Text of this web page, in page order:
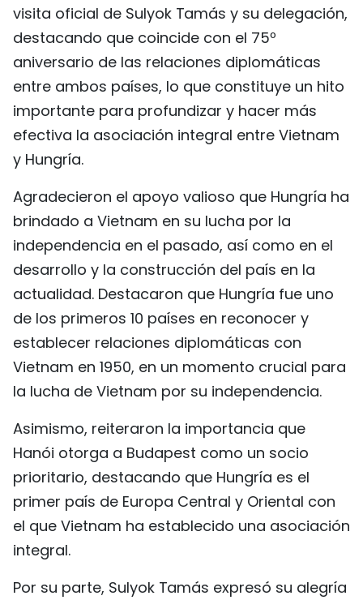
visita oficial de Sulyok Tamás y su delegación,
destacando que coincide con el 75º
aniversario de las relaciones diplomáticas
entre ambos países, lo que constituye un hito
importante para profundizar y hacer más
efectiva la asociación integral entre Vietnam
y Hungría.
Agradecieron el apoyo valioso que Hungría ha
brindado a Vietnam en su lucha por la
independencia en el pasado, así como en el
desarrollo y la construcción del país en la
actualidad. Destacaron que Hungría fue uno
de los primeros 10 países en reconocer y
establecer relaciones diplomáticas con
Vietnam en 1950, en un momento crucial para
la lucha de Vietnam por su independencia.
Asimismo, reiteraron la importancia que
Hanói otorga a Budapest como un socio
prioritario, destacando que Hungría es el
primer país de Europa Central y Oriental con
el que Vietnam ha establecido una asociación
integral.
Por su parte, Sulyok Tamás expresó su alegría